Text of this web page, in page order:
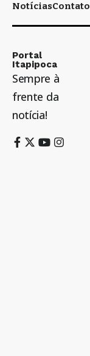
NotíciasContato
Portal
Itapipoca
Sempre à
frente da
notícia!